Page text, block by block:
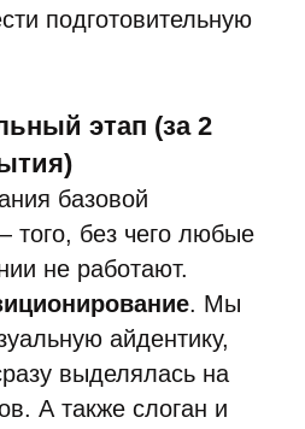
подготовительную
этап (за 2
базовой
того, без чего любые
не работают.
. Мы
айдентику,
выделялась на
А также слоган и